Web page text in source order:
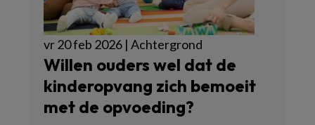
vr 20 feb 2026 | Achtergrond
Willen ouders wel dat de
kinderopvang zich bemoeit
met de opvoeding?